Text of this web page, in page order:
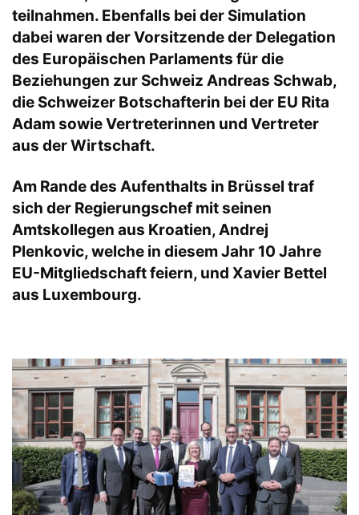
teilnahmen. Ebenfalls bei der Simulation
dabei waren der Vorsitzende der Delegation
des Europäischen Parlaments für die
Beziehungen zur Schweiz Andreas Schwab,
die Schweizer Botschafterin bei der EU Rita
Adam sowie Vertreterinnen und Vertreter
aus der Wirtschaft.
Am Rande des Aufenthalts in Brüssel traf
sich der Regierungschef mit seinen
Amtskollegen aus Kroatien, Andrej
Plenkovic, welche in diesem Jahr 10 Jahre
EU-Mitgliedschaft feiern, und Xavier Bettel
aus Luxembourg.